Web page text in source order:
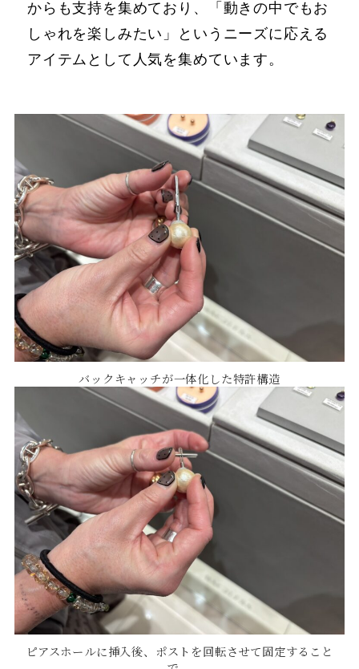
からも支持を集めており、「動きの中でもお
しゃれを楽しみたい」というニーズに応える
アイテムとして人気を集めています。
バックキャッチが一体化した特許構造
ピアスホールに挿入後、ポストを回転させて固定すること